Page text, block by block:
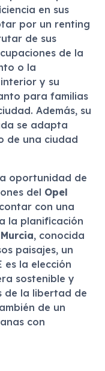
en sus
por un renting
de sus
de la
o la
y su
para familias
Además, su
se adapta
de una ciudad
oportunidad de
del Opel
con una
la planificación
Murcia, conocida
paisajes, un
es la elección
sostenible y
de la libertad de
de un
con